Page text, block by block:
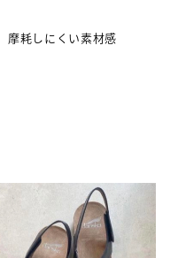
摩耗しにくい素材感